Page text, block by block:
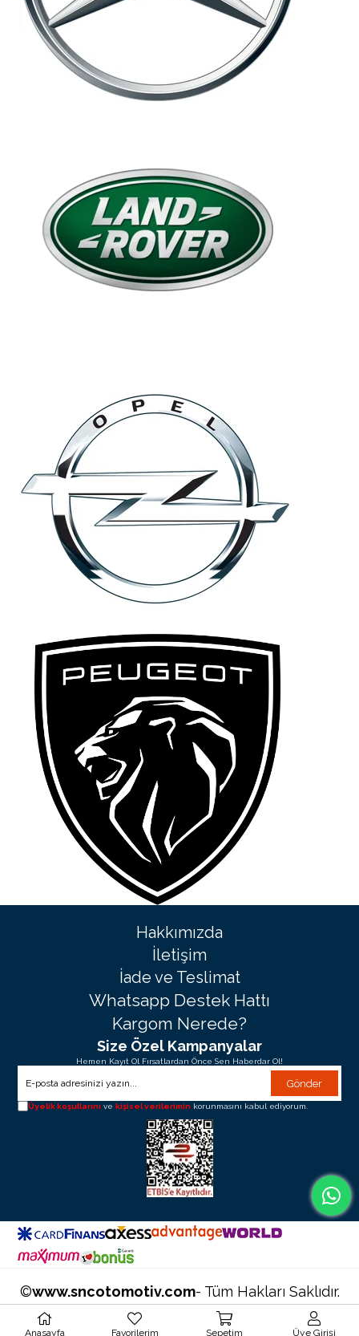
Hakkımızda
İletişim
İade ve Teslimat
Whatsapp Destek Hattı
Kargom Nerede?
Size Özel Kampanyalar
Hemen Kayıt Ol Fırsatlardan Önce Sen Haberdar Ol!
Gönder
Üyelik koşullarını ve kişisel verilerimin korunmasını kabul ediyorum.
©www.sncotomotiv.com- Tüm Hakları Saklıdır.
Anasayfa Favorilerim Sepetim Üye Girişi